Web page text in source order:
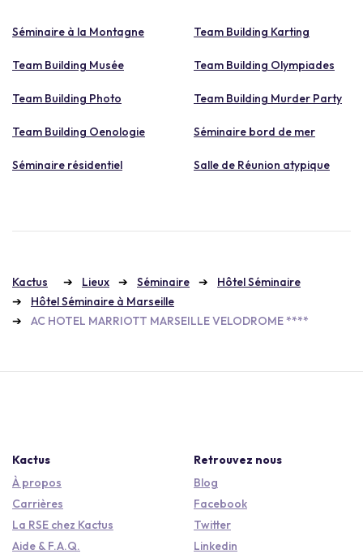
Séminaire à la Montagne Team Building Karting
Team Building Musée Team Building Olympiades
Team Building Photo Team Building Murder Party
Team Building Oenologie Séminaire bord de mer
Séminaire résidentiel Salle de Réunion atypique
Kactus Lieux Séminaire
Hôtel Séminaire
Hôtel Séminaire à Marseille
AC HOTEL MARRIOTT MARSEILLE VELODROME ****
Kactus
À propos
Carrières
La RSE chez Kactus
Aide & F.A.Q.
Retrouvez nous
Blog
Facebook
Twitter
Linkedin